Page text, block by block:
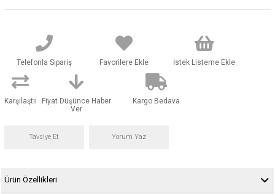
Telefonla Sipariş Favorilere Ekle İstek Listeme Ekle
Karşılaştır
Fiyat Düşünce Haber
Ver
Kargo Bedava
Tavsiye Et Yorum Yaz
Ürün Özellikleri